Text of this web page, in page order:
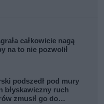
całkowicie nagą
na to nie pozwolił
podszedł pod mury
błyskawiczny ruch
zmusił go do